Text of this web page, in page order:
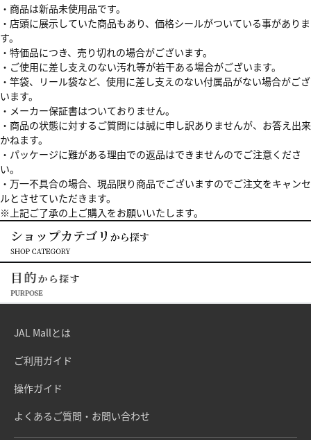
・商品は新品未使用品です。
・店頭に展示していた商品もあり、価格シールがついている事がありま
す。
・特価品につき、売り切れの場合がございます。
・ご使用に差し支えのない汚れ等が若干ある場合がございます。
・竿袋、リール袋など、使用に差し支えのない付属品がない場合がござ
います。
・メーカー保証書はついておりません。
・商品の状態に対するご質問には誠に申し訳ありませんが、お答え出来
かねます。
・パッケージに難がある理由での返品はできませんのでご注意くださ
い。
・万一不具合の場合、現品限り商品でございますのでご注文をキャンセ
ルとさせていただきます。
※上記ご了承の上ご購入をお願いいたします。
JAL Mallとは
ご利用ガイド
操作ガイド
よくあるご質問・お問い合わせ